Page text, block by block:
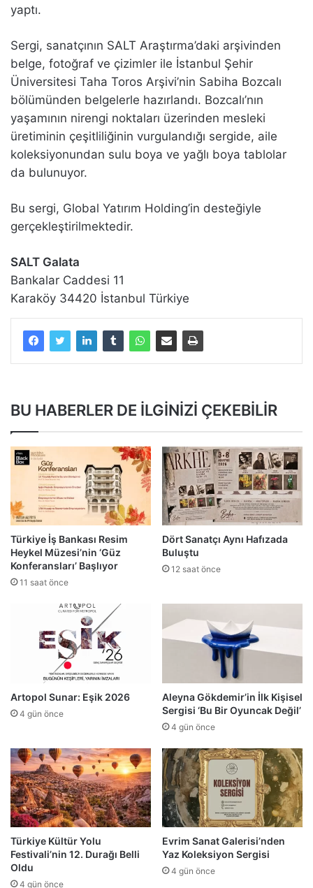
yaptı.
Sergi, sanatçının SALT Araştırma’daki arşivinden
belge, fotoğraf ve çizimler ile İstanbul Şehir
Üniversitesi Taha Toros Arşivi’nin Sabiha Bozcalı
bölümünden belgelerle hazırlandı. Bozcalı’nın
yaşamının nirengi noktaları üzerinden mesleki
üretiminin çeşitliliğinin vurgulandığı sergide, aile
koleksiyonundan sulu boya ve yağlı boya tablolar
da bulunuyor.
Bu sergi, Global Yatırım Holding’in desteğiyle
gerçekleştirilmektedir.
SALT Galata
Bankalar Caddesi 11
Karaköy 34420 İstanbul Türkiye
BU HABERLER DE İLGİNİZİ ÇEKEBİLİR
Türkiye İş Bankası Resim
Heykel Müzesi’nin ‘Güz
Konferansları’ Başlıyor
11 saat önce
Dört Sanatçı Aynı Hafızada
Buluştu
12 saat önce
Artopol Sunar: Eşik 2026
4 gün önce
Aleyna Gökdemir’in İlk Kişisel
Sergisi ‘Bu Bir Oyuncak Değil’
4 gün önce
Türkiye Kültür Yolu
Festivali’nin 12. Durağı Belli
Oldu
4 gün önce
Evrim Sanat Galerisi’nden
Yaz Koleksiyon Sergisi
4 gün önce